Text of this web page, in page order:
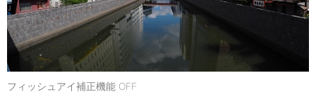
フィッシュアイ補正機能 OFF